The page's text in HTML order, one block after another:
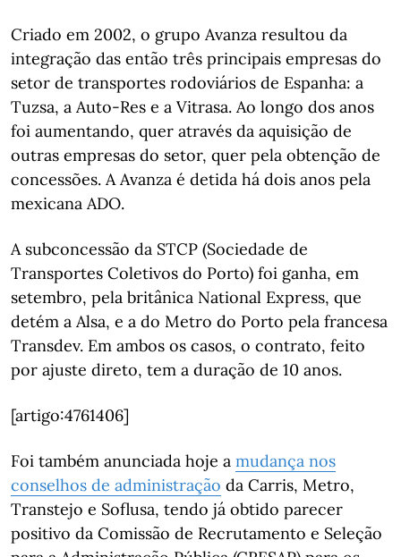
Criado em 2002, o grupo Avanza resultou da
integração das então três principais empresas do
setor de transportes rodoviários de Espanha: a
Tuzsa, a Auto-Res e a Vitrasa. Ao longo dos anos
foi aumentando, quer através da aquisição de
outras empresas do setor, quer pela obtenção de
concessões. A Avanza é detida há dois anos pela
mexicana ADO.
A subconcessão da STCP (Sociedade de
Transportes Coletivos do Porto) foi ganha, em
setembro, pela britânica National Express, que
detém a Alsa, e a do Metro do Porto pela francesa
Transdev. Em ambos os casos, o contrato, feito
por ajuste direto, tem a duração de 10 anos.
[artigo:4761406]
Foi também anunciada hoje a mudança nos
conselhos de administração da Carris, Metro,
Transtejo e Soflusa, tendo já obtido parecer
positivo da Comissão de Recrutamento e Seleção